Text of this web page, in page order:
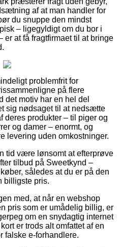
af at man handler for
du snuppe den mindst
– ligegyldigt om du bor i
at få fragtfirmaet til at bringe
problemfrit for
på flere
det motiv har en hel del
sig nødsaget til at nedsætte
deres produkter – til piger og
og damer – enormt, og
levering uden omkostninger.
tid være lønsomt at efterprøve
tilbud på Sweetkynd –
således at du er på den
billigste pris.
med, at når en webshop
pris som er umådelig billig, er
om en snydagtig internet
er trods alt omfattet af en
falske e-forhandlere.